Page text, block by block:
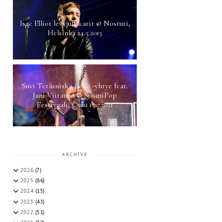
Isac Elliot levyjulkkarit @ Nosturi,
Helsinki 24.5.2013
Suvi Teräsniska ja Yö -yhtye feat.
Jani Viitanen @ SuomiPop
Festivaali, Oulu 15.7.2021
ARCHIVE
2026 (7)
2025 (86)
2024 (15)
2023 (43)
2022 (51)